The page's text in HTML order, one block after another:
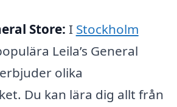
Store: I Stockholm
Leila’s General
olika
Du kan lära dig allt från